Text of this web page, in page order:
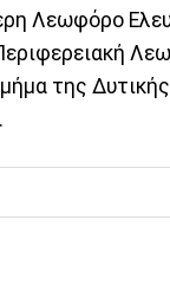
Λεωφόρο
της Δυτικής